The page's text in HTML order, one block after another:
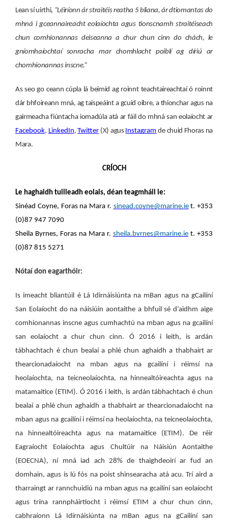
Lean sí uirthi, “Léiríonn ár straitéis reatha 5 bliana, ár dtiomantas do
mhná i gceannaireacht eolaíochta agus tionscnamh straitéiseach
chun comhionannas deiseanna a chur chun cinn do chách, le
gníomhaíochtaí sonracha mar chomhlacht poiblí ag díriú ar
chomhionannas inscne.”
As seo go ceann cúpla lá beimid ag roinnt teachtaireachtaí ó roinnt
dár bhfoireann mná, ag taispeáint a gcuid oibre, a thionchar agus na
gairmeacha fiúntacha iomadúla atá ar fáil do mhná san eolaíocht ar
Facebook, LinkedIn,Twitter (X) agus Instagram de chuid Fhoras na
Mara.
CRÍOCH
Le haghaidh tuilleadh eolais, déan teagmháil le:
Sinéad Coyne, Foras na Mara r. sinead.coyne@marine.iet. +353
(0)87 947 7090
Sheila Byrnes, Foras na Mara r. sheila.byrnes@marine.ie t. +353
(0)87 815 5271
Nótaí don eagarthóir:
Is imeacht bliantúil é Lá Idirnáisiúnta na mBan agus na gCailíní
San Eolaíocht do na náisiúin aontaithe a bhfuil sé d’aidhm aige
comhionannas inscne agus cumhachtú na mban agus na gcailíní
san eolaíocht a chur chun cinn. Ó 2016 i leith, is ardán
tábhachtach é chun bealaí a phlé chun aghaidh a thabhairt ar
thearcionadaíocht na mban agus na gcailíní i réimsí na
heolaíochta, na teicneolaíochta, na hinnealtóireachta agus na
matamaitice (ETIM). Ó 2016 i leith, is ardán tábhachtach é chun
bealaí a phlé chun aghaidh a thabhairt ar thearcionadaíocht na
mban agus na gcailíní i réimsí na heolaíochta, na teicneolaíochta,
na hinnealtóireachta agus na matamaitice (ETIM). De réir
Eagraíocht Eolaíochta agus Chultúir na Náisiún Aontaithe
(EOECNA), ní mná iad ach 28% de thaighdeoirí ar fud an
domhain, agus is lú fós na poist shinsearacha atá acu. Trí aird a
tharraingt ar rannchuidiú na mban agus na gcailíní san eolaíocht
agus trína rannpháirtíocht i réimsí ETIM a chur chun cinn,
cabhraíonn Lá Idirnáisiúnta na mBan agus na gCailíní san